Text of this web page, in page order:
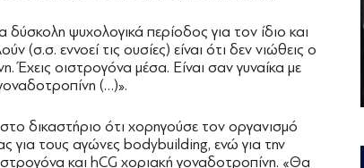
δύσκολη ψυχολογικά περίοδος για τον ίδιο και
(σ.σ. εννοεί τις ουσίες) είναι ότι δεν νιώθεις ο
Έχεις οιστρογόνα μέσα. Είναι σαν γυναίκα με
(…)».
δικαστήριο ότι χορηγούσε τον οργανισμό
για τους αγώνες bodybuilding, ενώ για την
και hCG χοριακή γοναδοτροπίνη. «Θα